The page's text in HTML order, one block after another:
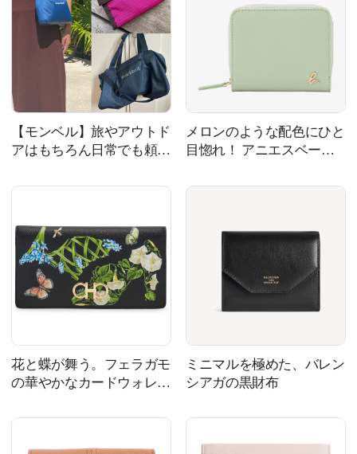
【モンベル】旅やアウトド
アはもちろん日常でも頼も
グッズ7選
メロンのような配色にひと
目惚れ！ アニエスベーの
花と蝶が舞う。フェラガモ
の華やかなカードウォレッ
ミニマルを極めた、バレン
シアガの黒財布